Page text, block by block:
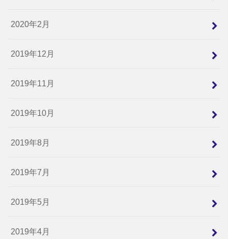
2020年2月
2019年12月
2019年11月
2019年10月
2019年8月
2019年7月
2019年5月
2019年4月